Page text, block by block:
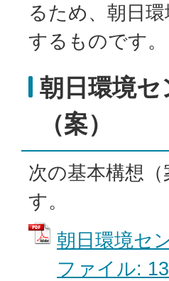
るため、朝日
するものです。
朝日環境セ
（案）
次の基本構想
す。
朝日環境セ
ファイル: